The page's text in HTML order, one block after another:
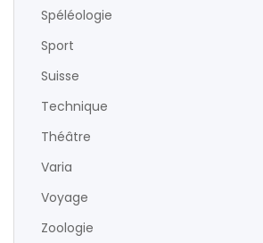
Spéléologie
Sport
Suisse
Technique
Théâtre
Varia
Voyage
Zoologie